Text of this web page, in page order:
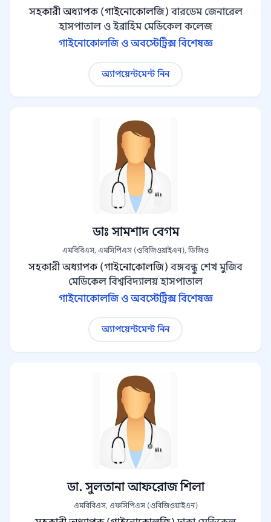
সহকারী অধ্যাপক (গাইনোকোলজি) বারডেম জেনারেল
হাসপাতাল ও ইব্রাহিম মেডিকেল কলেজ
গাইনোকোলজি ও অবস্টেট্রিক্স বিশেষজ্ঞ
অ্যাপয়েন্টমেন্ট নিন
ডাঃ সামশাদ বেগম
এমবিবিএস, এমসিপিএস (ওবিজিওয়াইএন), ডিজিও
সহকারী অধ্যাপক (গাইনোকোলজি) বঙ্গবন্ধু শেখ মুজিব
মেডিকেল বিশ্ববিদ্যালয় হাসপাতাল
গাইনোকোলজি ও অবস্টেট্রিক্স বিশেষজ্ঞ
অ্যাপয়েন্টমেন্ট নিন
ডা. সুলতানা আফরোজ শিলা
এমবিবিএস, এফসিপিএস (ওবিজিওয়াইএন)